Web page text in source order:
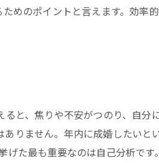
めのポイントと言えます。効率
と、焦りや不安がつのり、自分
りません。年内に成婚したい
た最も重要なのは自己分析で